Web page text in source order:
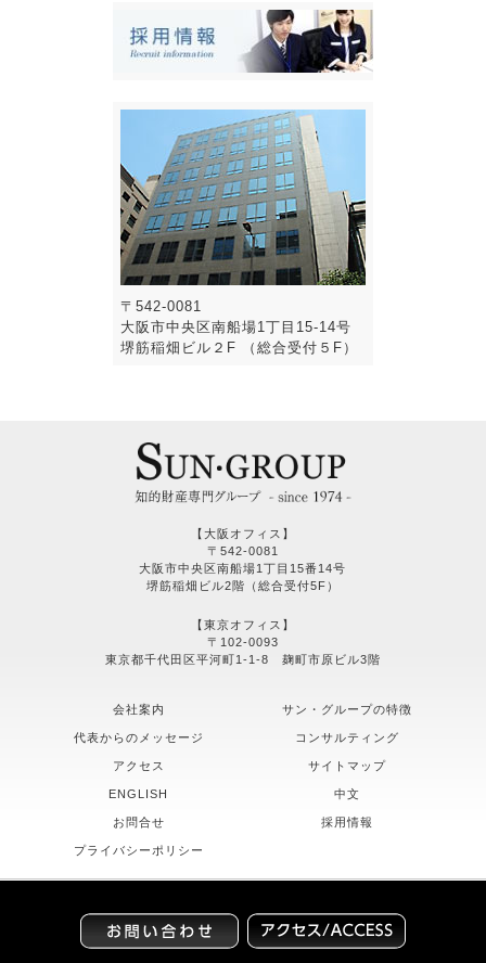
〒542-0081
大阪市中央区南船場1丁目15-14号
堺筋稲畑ビル２F （総合受付５F）
【大阪オフィス】
〒542-0081
大阪市中央区南船場1丁目15番14号
堺筋稲畑ビル2階（総合受付5F）
【東京オフィス】
〒102-0093
東京都千代田区平河町1-1-8 麹町市原ビル3階
会社案内 サン・グループの特徴
代表からのメッセージ コンサルティング
アクセス サイトマップ
ENGLISH 中文
お問合せ 採用情報
プライバシーポリシー